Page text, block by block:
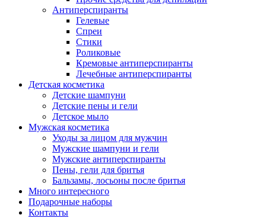
Антиперспиранты
Гелевые
Спреи
Стики
Роликовые
Кремовые антиперспиранты
Лечебные антиперспиранты
Детская косметика
Детские шампуни
Детские пены и гели
Детское мыло
Мужская косметика
Уходы за лицом для мужчин
Мужские шампуни и гели
Мужские антиперспиранты
Пены, гели для бритья
Бальзамы, лосьоны после бритья
Много интересного
Подарочные наборы
Контакты